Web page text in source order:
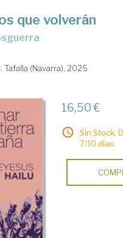
que volverán
Tafalla (Navarra), 2025
16,50 €
Sin Stock.
7/10 días.